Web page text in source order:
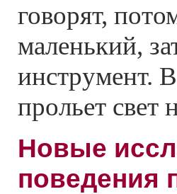
говорят,
маленький,
инструмент.
прольет свет
Новые
поведения